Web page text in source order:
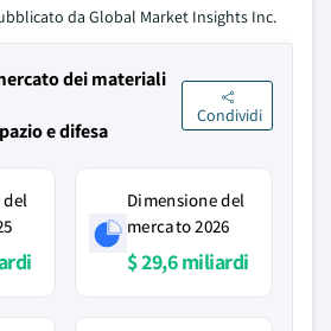
da Global Market Insights Inc.
dei materiali
e difesa
Condividi
del
Dimensione del
mercato 2026
$ 29,6 miliardi